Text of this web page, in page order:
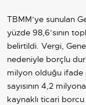
TBMM’ye sunulan
yüzde 98,6’sının
belirtildi. Vergi,
nedeniyle borçlu
milyon olduğu ifade
sayısının 4,2
kaynaklı ticari borcu